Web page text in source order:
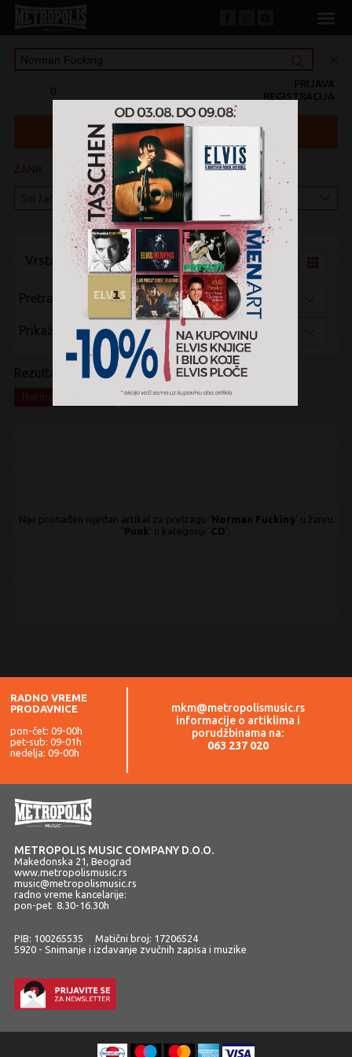
0 REGISTRACIJA
PRIJAVA
KATEGORIJA
Vrsta pregleda:
Pretraži po:
Prikaži po:
Rezultati pretrage:
Punk x CD x
Nije pronađen nijedan artikal za pretragu 'Norman Fucking' u žanru
'Punk ' u kategoriji 'CD'.
RADNO VREME
PRODAVNICE
pon-čet: 09-00h
pet-sub: 09-01h
nedelja: 09-00h
mkm@metropolismusic.rs
informacije o artiklima i
porudžbinama na:
063 237 020
METROPOLIS MUSIC COMPANY D.O.O.
Makedonska 21, Beograd
www.metropolismusic.rs
music@metropolismusic.rs
radno vreme kancelarije:
pon-pet 8.30-16.30h
PIB: 100265535 Matični broj: 17206524
5920 - Snimanje i izdavanje zvučnih zapisa i muzike